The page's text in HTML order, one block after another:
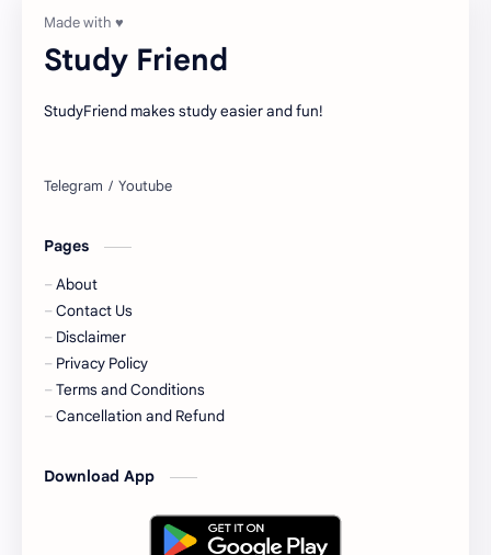
UG-SEM 2
Study Friend
StudyFriend makes study easier and fun!
Pages
About
Contact Us
Disclaimer
Privacy Policy
Terms and Conditions
Cancellation and Refund
Download App